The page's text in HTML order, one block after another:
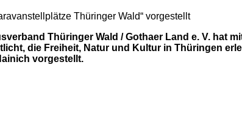
Thüringer Wald / Gothaer Land e. V. hat
die Freiheit, Natur und Kultur in Thüringen
vorgestellt.